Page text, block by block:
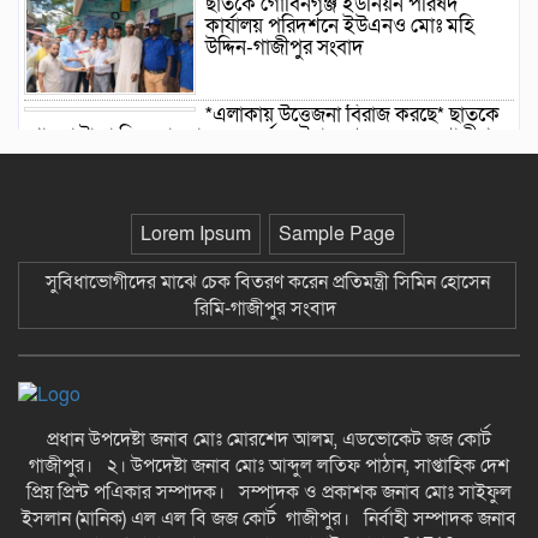
কার্যালয় পরিদর্শনে ইউএনও মোঃ মহি
উদ্দিন-গাজীপুর সংবাদ
*এলাকায় উত্তেজনা বিরাজ করছে* ছাতকে
পাওনা টাকা নিয়ে হামলা ও সংঘর্ষের ঘটনায় আহত-৮ জন-গাজীপুর
সংবাদ
আব্দুন নুরের উপর সন্ত্রাসী হামলায় প্রতিবাদ
সভা-গাজীপুর সংবাদ
জুলাই গন-অভ্যুত্থান দিবস উপলক্ষে
চিত্রাঙ্কন প্রতিযোগিতায় সাংবাদিক কন্যা নীলা ১ম স্হান করেছে-
গাজীপুর সংবাদ
প্রতিবাদ ও ক্ষোভ-গাজীপুর সংবাদ
১২ হাজার টাকার ঋণে ১৩ লাখ টাকার
মামলা: সুদের ফাঁদে নীরব নির্যাতনের
Lorem Ipsum
Sample Page
সুবিধাভোগীদের মাঝে চেক বিতরণ করেন প্রতিমন্ত্রী সিমিন হোসেন
রিমি-গাজীপুর সংবাদ
প্রধান উপদেষ্টা জনাব মোঃ মোরশেদ আলম, এডভোকেট জজ কোর্ট
গাজীপুর। ২। উপদেষ্টা জনাব মোঃ আব্দুল লতিফ পাঠান, সাপ্তাহিক দেশ
প্রিয় প্রিন্ট পএিকার সম্পাদক। সম্পাদক ও প্রকাশক জনাব মোঃ সাইফুল
ইসলান (মানিক) এল এল বি জজ কোর্ট গাজীপুর। নির্বাহী সম্পাদক জনাব